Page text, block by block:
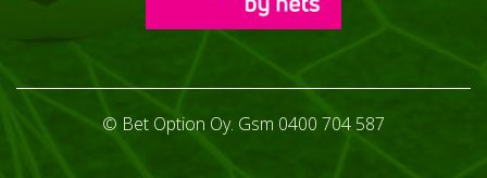
© Bet Option Oy. Gsm 0400 704 587